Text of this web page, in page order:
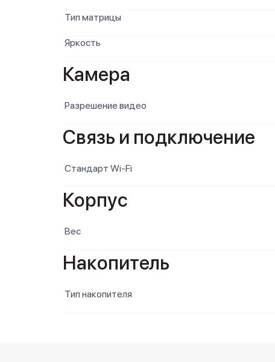
Тип матрицы
Яркость
Камера
Разрешение видео
Связь и подключение
Стандарт Wi-Fi
Корпус
Вес
Накопитель
Тип накопителя